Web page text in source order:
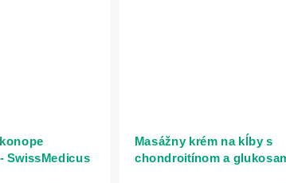
SwissMedicus
Masážny krém na kĺby s
chondroitínom a